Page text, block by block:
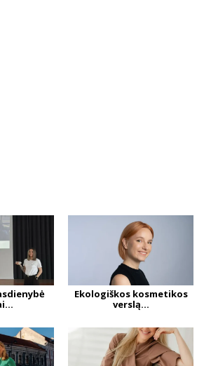
Ekologiškos kosmetikos
verslą...